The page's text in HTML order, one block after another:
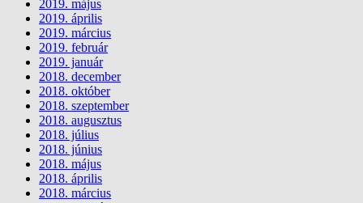
2019. május
2019. április
2019. március
2019. február
2019. január
2018. december
2018. október
2018. szeptember
2018. augusztus
2018. július
2018. június
2018. május
2018. április
2018. március